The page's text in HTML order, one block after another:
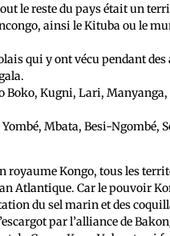
le reste du pays était un
ainsi le Kituba ou le
qui y ont vécu pendant des
Boko, Kugni, Lari,
Mbata, Besi-Ngombé,
royaume Kongo, tous les
Atlantique. Car le pouvoir
du sel marin et des
par l’alliance de